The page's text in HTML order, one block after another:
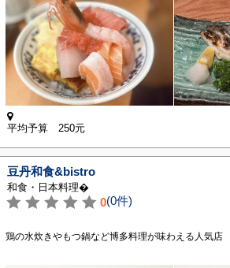
平均予算 250元
豆丹和食&bistro
和食・日本料理�
0(0件)
鶏の水炊きやもつ鍋など博多料理が味わえる人気店